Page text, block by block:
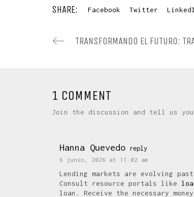
SHARE: Facebook Twitter
1 COMMENT
Join the discussion and tell us
Hanna Quevedo reply
6 junio, 2026 at 11:02 am
Lending markets are evolving
Consult resource portals like
loan. Receive the necessary